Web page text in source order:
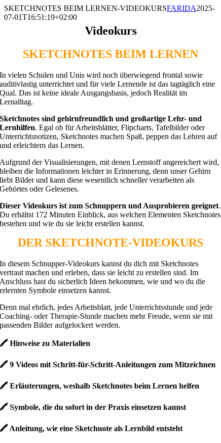
Zum
Inhalt
SKETCHNOTES BEIM LERNEN-VIDEOKURSFARIDA2025-
07-01T16:51:19+02:00
Videokurs
SKETCHNOTES BEIM LERNEN
In vielen Schulen und Unis wird noch überwiegend frontal sowie
auditivlastig unterrichtet und für viele Lernende ist das tagtäglich eine
Qual. Das ist keine ideale Ausgangsbasis, jedoch Realität im
Lernalltag.
Sketchnotes sind gehirnfreundlich und großartige Lehr- und
Lernhilfen. Egal ob für Arbeitsblätter, Flipcharts, Tafelbilder oder
Unterrichtsnotizen, Sketchnotes machen Spaß, peppen das Lehren auf
und erleichtern das Lernen.
Aufgrund der Visualisierungen, mit denen Lernstoff angereichert wird,
bleiben die Informationen leichter in Erinnerung, denn unser Gehirn
liebt Bilder und kann diese wesentlich schneller verarbeiten als
Gehörtes oder Gelesenes.
Dieser Videokurs ist zum Schnuppern und Ausprobieren geeignet.
Du erhältst 172 Minuten Einblick, aus welchen Elementen Sketchnotes
bestehen und wie du sie leicht erstellen kannst.
DER SKETCHNOTE-VIDEOKURS
In diesem Schnupper-Videokurs kannst du dich mit Sketchnotes
vertraut machen und erleben, dass sie leicht zu erstellen sind. Im
Anschluss hast du sicherlich Ideen bekommen, wie und wo du die
erlernten Symbole einsetzen kannst.
Denn mal ehrlich, jedes Arbeitsblatt, jede Unterrichtsstunde und jede
Coaching- oder Therapie-Stunde machen mehr Freude, wenn sie mit
passenden Bilder aufgelockert werden.
🖍 Hinweise zu Materialien
🖍 9 Videos mit Schritt-für-Schritt-Anleitungen zum Mitzeichnen
🖍 Erläuterungen, weshalb Sketchnotes beim Lernen helfen
🖍 Symbole, die du sofort in der Praxis einsetzen kannst
🖍 Anleitung, wie eine Sketchnote als Lernbild entsteht